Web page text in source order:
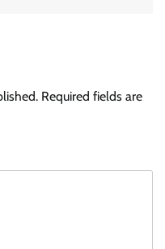
Required fields are